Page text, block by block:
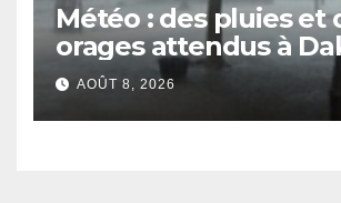
Météo : des pluies et
orages attendus à
dans plusieurs
samedi
AOÛT 8, 2026